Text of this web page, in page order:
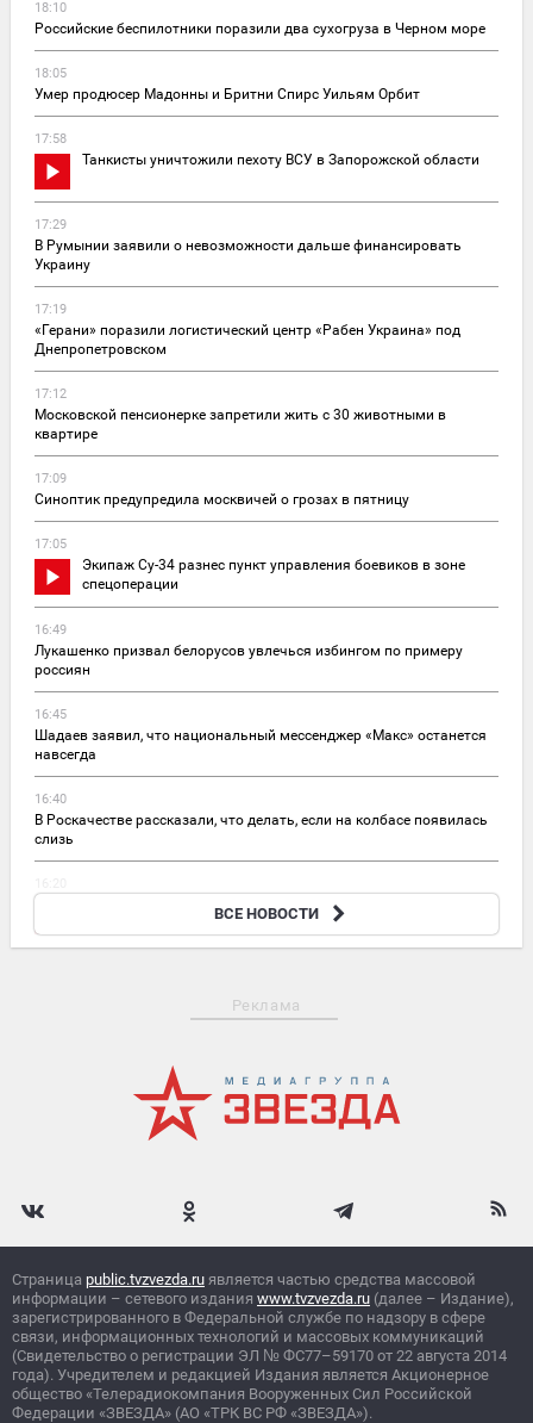
18:10
Российские беспилотники поразили два сухогруза в Черном море
18:05
Умер продюсер Мадонны и Бритни Спирс Уильям Орбит
17:58
Танкисты уничтожили пехоту ВСУ в Запорожской области
17:29
В Румынии заявили о невозможности дальше финансировать
Украину
17:19
«Герани» поразили логистический центр «Рабен Украина» под
Днепропетровском
17:12
Московской пенсионерке запретили жить с 30 животными в
квартире
17:09
Синоптик предупредила москвичей о грозах в пятницу
17:05
Экипаж Су-34 разнес пункт управления боевиков в зоне
спецоперации
16:49
Лукашенко призвал белорусов увлечься избингом по примеру
россиян
16:45
Шадаев заявил, что национальный мессенджер «Макс» останется
навсегда
16:40
В Роскачестве рассказали, что делать, если на колбасе появилась
слизь
Эксперт: соглашение в Джидде рассчитано на
эмоциональный эффект
ВСЕ НОВОСТИ
Реклама
Страница public.tvzvezda.ru является частью средства массовой
информации – сетевого издания www.tvzvezda.ru (далее – Издание),
зарегистрированного в Федеральной службе по надзору в сфере
связи, информационных технологий и массовых коммуникаций
(Свидетельство о регистрации ЭЛ № ФС77–59170 от 22 августа 2014
года). Учредителем и редакцией Издания является Акционерное
общество «Телерадиокомпания Вооруженных Сил Российской
Федерации «ЗВЕЗДА» (АО «ТРК ВС РФ «ЗВЕЗДА»).